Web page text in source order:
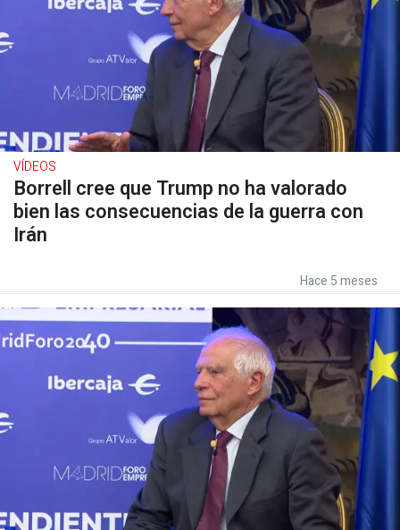
VÍDEOS
Borrell cree que Trump no ha valorado
bien las consecuencias de la guerra con
Irán
Hace 5 meses